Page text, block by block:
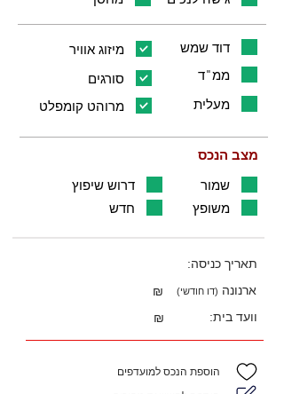
מיזוג אוויר
דוד שמש
סורגים
ממ"ד
מרוהט קומפלט
מעלית
מצב הנכס
דרוש שיפוץ
שמור
חדש
משופץ
תאריך כניסה:
₪
ארנונה (דו חודשי)
₪ וועד בית:
הוספת הנכס למועדפים